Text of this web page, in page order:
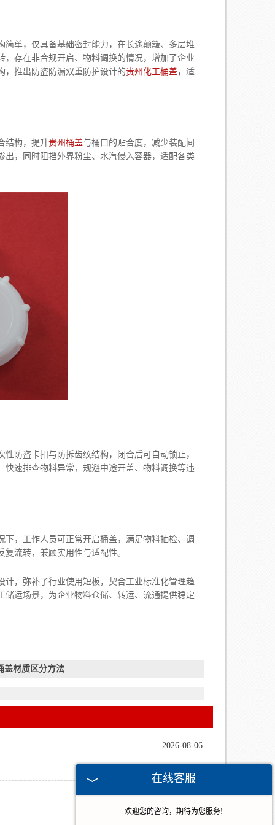
简单，仅具备基础密封能力，在长途颠簸、多层堆
存在非合规开启、物料调换的情况，增加了企业
，推出防盗防漏双重防护设计的贵州化工桶盖 ，适
结构，提升贵州桶盖与桶口的贴合度，减少装配间
，同时阻挡外界粉尘、水汽侵入容器，适配各类
盗卡扣与防拆齿纹结构，闭合后可自动锁止，
速排查物料异常，规避中途开盖、物料调换等违
，工作人员可正常开启桶盖，满足物料抽检、调
流转，兼顾实用性与适配性。
，弥补了行业使用短板，契合工业标准化管理趋
运场景，为企业物料仓储、转运、流通提供稳定
盖材质区分方法
2026-08-06
2026-07-15
在线客服
欢迎您的咨询，期待为您服务!